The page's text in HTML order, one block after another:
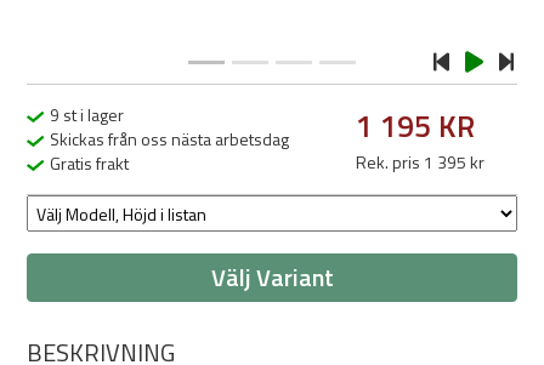
9 st i lager
Skickas från oss nästa arbetsdag
Gratis frakt
1 195 KR
Rek. pris 1 395 kr
Välj Variant
BESKRIVNING